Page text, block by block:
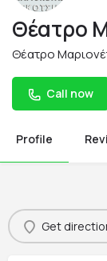
Θέατρο
Θέατρο
Call now
Profile
Get